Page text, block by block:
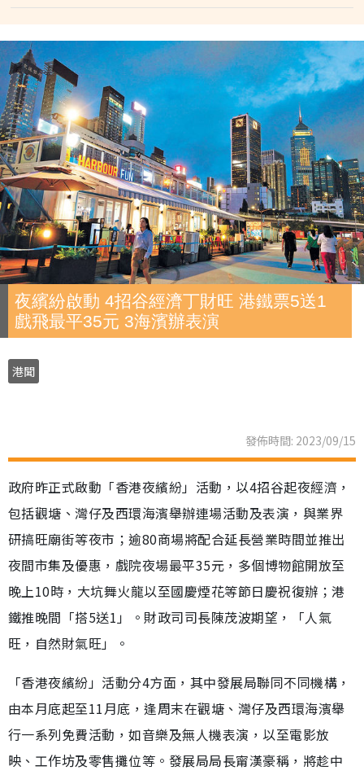
夜繽紛啟動 4招谷經濟丁財旺 港鐵票5送1
戲飛最平35元 3海濱辦表演
港聞
發佈時間: 2023/09/15
政府昨正式啟動「香港夜繽紛」活動，以4招谷起夜經濟，
包括觀塘、灣仔及西環海濱舉辦連場活動及表演，與業界
研搞旺廟街等夜市；逾80商場將配合延長營業時間並推出
夜間市集及優惠，戲院夜場最平35元，多個博物館開放至
晚上10時，大坑舞火龍以至國慶煙花等節日慶祝復辦；港
鐵推晚間「搭5送1」。財政司司長陳茂波期望，「人氣
旺，自然財氣旺」。
「香港夜繽紛」活動分4方面，其中發展局聯同不同機構，
由本月底起至11月底，逢周末在觀塘、灣仔及西環海濱舉
行一系列免費活動，如音樂及無人機表演，以至電影放
映、工作坊及零售攤位等。發展局局長甯漢豪稱，將趁中